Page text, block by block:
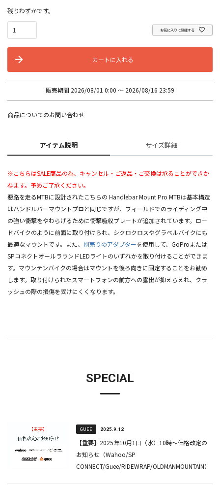
残りわずかです。
お気に入りに登録する
カートに入れる
販売期間 2026/08/01 0:00 〜 2026/08/16 23:59
商品についてのお問い合わせ
アイテム説明 サイズ詳細
※こちらはSALE商品の為、キャンセル・ご返品・ご交換は承ることができか
ねます。予めご了承ください。
悪路を走るMTBに設計されたこちらの Handlebar Mount Pro MTBは基本構造
はハンドルバーマウントプロと同じですが、フィールドでのライディング中
の強い衝撃をやわらげるために衝撃吸収プレートが追加されています。ロー
ドバイクのように前面に取り付けられ、シクロクロスやグラベルバイクにも
最適なマウントです。また、 別売りのアダプターを使用して、GoProまたは
SPコネクトオールラウンドLEDライトのいずれかを取り付けることができま
す。マウンテンバイクの場合はマウントを後ろ向きに固定することをお勧め
します。取り付けられたスマートフォンの前方への露出が抑えらえれ、クラ
ッシュの際の損傷を受けにくくなります。
SPECIAL